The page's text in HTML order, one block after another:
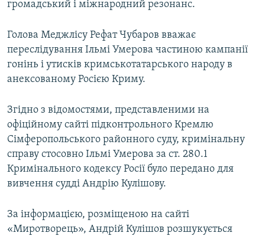
громадський і міжнародний резонанс.
Голова Меджлісу Рефат Чубаров вважає
переслідування Ільмі Умерова частиною кампанії
гонінь і утисків кримськотатарського народу в
анексованому Росією Криму.
Згідно з відомостями, представленими на
офіційному сайті підконтрольного Кремлю
Сімферопольського районного суду, кримінальну
справу стосовно Ільмі Умерова за ст. 280.1
Кримінального кодексу Росії було передано для
вивчення судді Андрію Кулішову.
За інформацією, розміщеною на сайті
«Миротворець», Андрій Кулішов розшукується